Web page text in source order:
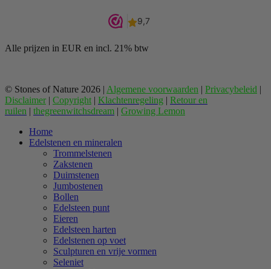
Alle prijzen in EUR en incl. 21% btw
© Stones of Nature 2026 | Algemene voorwaarden | Privacybeleid |
Disclaimer | Copyright | Klachtenregeling | Retour en
ruilen | thegreenwitchsdream | Growing Lemon
Home
Edelstenen en mineralen
Trommelstenen
Zakstenen
Duimstenen
Jumbostenen
Bollen
Edelsteen punt
Eieren
Edelsteen harten
Edelstenen op voet
Sculpturen en vrije vormen
Seleniet